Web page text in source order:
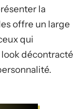
la
offre un large
qui
décontracté